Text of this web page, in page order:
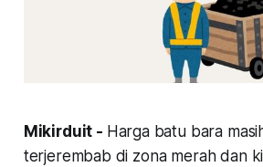
Mikirduit - Harga batu bara
terjerembab di zona merah dan